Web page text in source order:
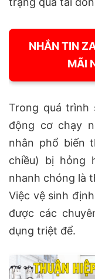
NHẮN TIN
MÃI
Trong quá trình
động cơ chạy
nhân phổ biến
chiều) bị hỏng
nhanh chóng là
Việc vệ sinh
được các
dụng triệt để.